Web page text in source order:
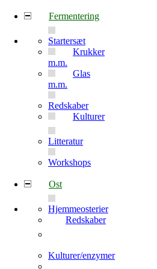
Fermentering
Startersæt
Krukker
m.m.
Glas
m.m.
Redskaber
Kulturer
Litteratur
Workshops
Ost
Hjemmeosterier
Redskaber
Kulturer/enzymer